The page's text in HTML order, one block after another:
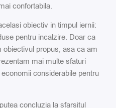
confortabila.
obiectiv in timpul iernii:
pentru incalzire. Doar ca
obiectivul propus, asa ca am
mai multe sfaturi
considerabile pentru
concluzia la sfarsitul